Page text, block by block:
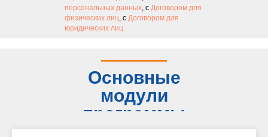
персональных данных, с Договором для
физических лиц, с Договором для
юридических лиц
Основные
модули
программы